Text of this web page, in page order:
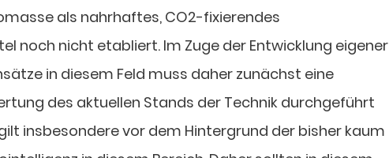
als nahrhaftes, CO2-fixierendes
noch nicht etabliert. Im Zuge der Entwicklung eigener
in diesem Feld muss daher zunächst eine
des aktuellen Stands der Technik durchgeführt
insbesondere vor dem Hintergrund der bisher kaum